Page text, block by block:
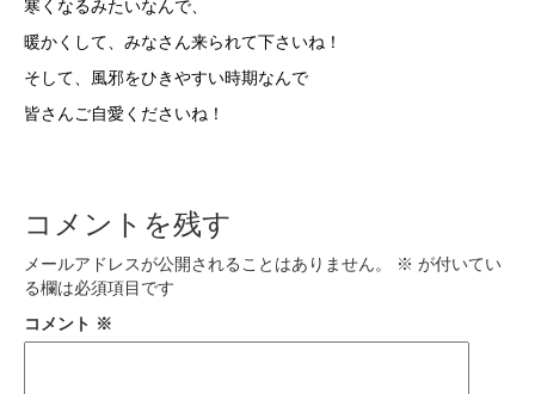
寒くなるみたいなんで、
暖かくして、みなさん来られて下さいね！
そして、風邪をひきやすい時期なんで
皆さんご自愛くださいね！
コメントを残す
メールアドレスが公開されることはありません。 ※ が付いてい
る欄は必須項目です
コメント ※